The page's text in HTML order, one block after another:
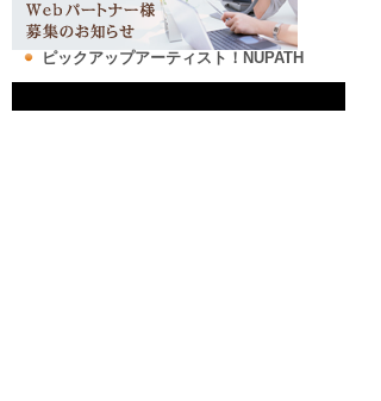
ピックアップアーティスト！NUPATH